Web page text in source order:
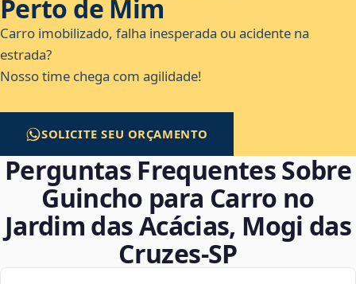
Perto de Mim
Carro imobilizado, falha inesperada ou acidente na
estrada?
Nosso time chega com agilidade!
SOLICITE SEU ORÇAMENTO
Perguntas Frequentes Sobre
Guincho para Carro no
Jardim das Acácias, Mogi das
Cruzes‑SP